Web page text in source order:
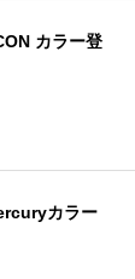
カラー登
カラー